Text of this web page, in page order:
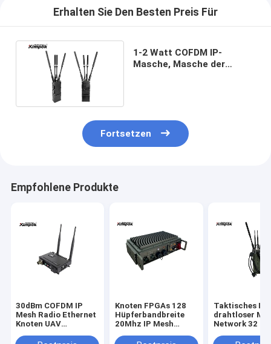
Erhalten Sie Den Besten Preis Für
1-2 Watt COFDM IP-
Masche, Masche der
Fortsetzen
Empfohlene Produkte
30dBm COFDM IP
Mesh Radio Ethernet
Knoten UAV
Verbindungs-20km
Knoten FPGAs 128
Hüpferbandbreite
20Mhz IP Mesh
With
Taktisches IP
drahtloser
Network 32
Durchführung